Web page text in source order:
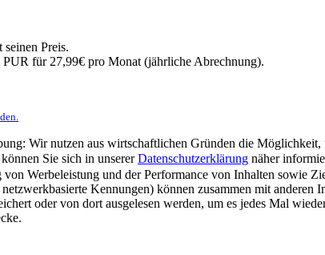
seinen Preis.
PUR für 27,99€ pro Monat (jährliche Abrechnung).
Wir nutzen aus wirtschaftlichen Gründen die
Sie sich in unsererDatenschutzerklärung näher
Werbeleistung und der Performance von Inhalten sowie
Kennungen) können zusammen mit
oder von dort ausgelesen werden, um es jedes Mal